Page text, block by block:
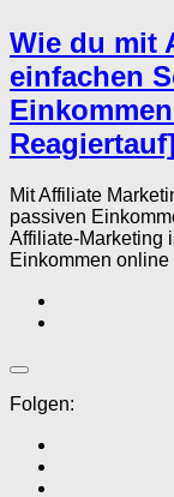
Wie du mit
einfachen
Mit Affiliate
passiven
Affiliate-Marketing
Einkommen
Folgen: